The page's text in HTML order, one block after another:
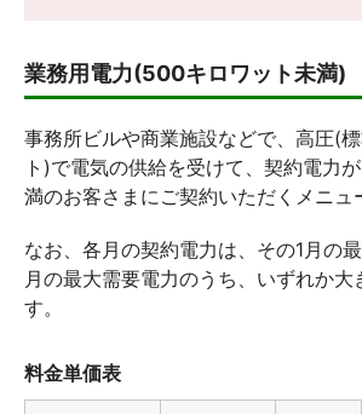
業務用電力(500キロワット未満)
事務所ビルや商業施設などで、高圧(
ト)で電気の供給を受けて、契約電力
満のお客さまにご契約いただくメニュ
なお、各月の契約電力は、その1月の
月の最大需要電力のうち、いずれか大
す。
料金単価表